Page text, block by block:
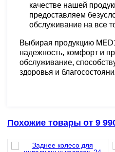
качестве нашей
предоставляем
обслуживание на все
Выбирая продукцию
надежность, комфорт и
обслуживание,
здоровья и
Похожие товары от 9